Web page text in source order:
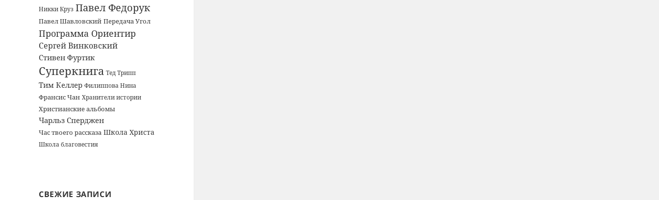
Никки Круз Павел Федорук
Павел Шавловский Передача Угол
Программа Ориентир
Сергей Винковский
Стивен Фуртик
Суперкнига Тед Трипп
Тим Келлер Филиппова Нина
Франсис Чан Хранители истории
Христианские альбомы
Чарльз Сперджен
Час твоего рассказа Школа Христа
Школа благовестия
СВЕЖИЕ ЗАПИСИ